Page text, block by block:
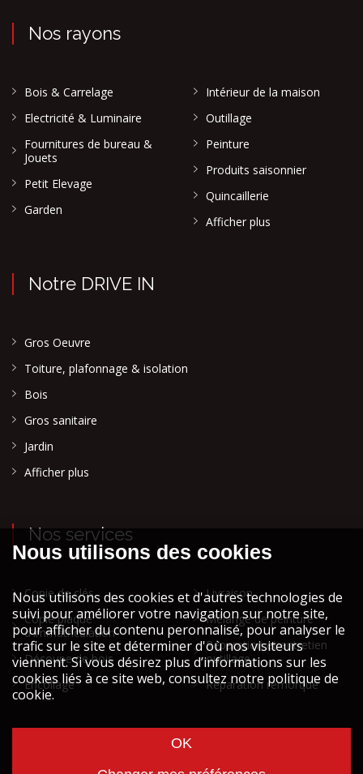
Nos rayons
Bois & Carrelage
Electricité & Luminaire
Fournitures de bureau &
Jouets
Petit Elevage
Garden
Intérieur de la maison
Outillage
Peinture
Produits saisonnier
Quincaillerie
Afficher plus
Notre DRIVE IN
Gros Oeuvre
Toiture, plafonnage & isolation
Bois
Gros sanitaire
Jardin
Afficher plus
Nos services
Copie de clés
Copie plaque
d'immatriculation
Découpe de bois
Encollage
Livraison
Mélange de peinture
Réparation et entretien
outillage
Réparation remorque
Mentions légales STOCK ATH